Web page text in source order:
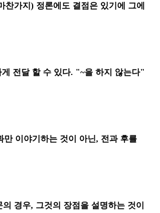
찬가지) 정론에도 결점은 있기에 그에
게 전달 할 수 있다. "~을 하지 않는다"
만 이야기하는 것이 아닌, 전과 후를
경우, 그것의 장점을 설명하는 것이